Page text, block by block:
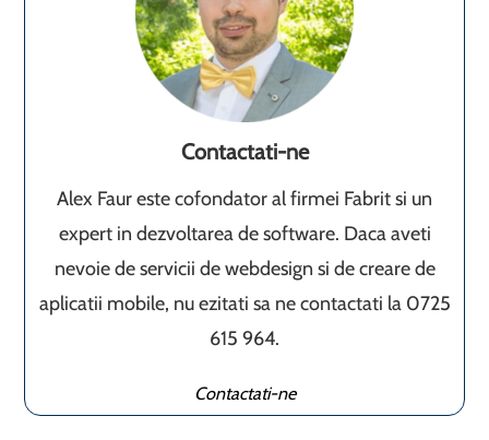
Contactati-ne
Alex Faur este cofondator al firmei Fabrit si un
expert in dezvoltarea de software. Daca aveti
nevoie de servicii de webdesign si de creare de
aplicatii mobile, nu ezitati sa ne contactati la 0725
615 964.
Contactati-ne